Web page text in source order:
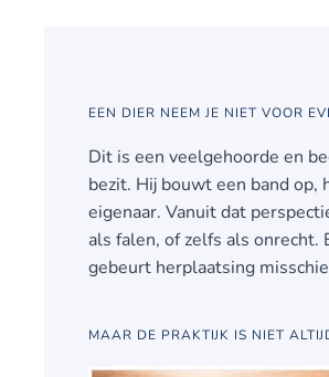
EEN DIER NEEM JE NIET VOOR
Dit is een veelgehoorde en
bezit. Hij bouwt een band
eigenaar. Vanuit dat
als falen, of zelfs als onrecht.
gebeurt herplaatsing
MAAR DE PRAKTIJK IS NIET